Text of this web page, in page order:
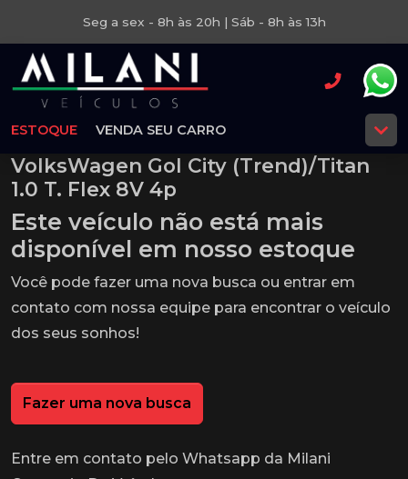
Seg a sex - 8h às 20h | Sáb - 8h às 13h
ESTOQUE VENDA SEU CARRO
VolksWagen Gol City (Trend)/Titan
1.0 T. Flex 8V 4p
Este veículo não está mais
disponível em nosso estoque
Você pode fazer uma nova busca ou entrar em
contato com nossa equipe para encontrar o veículo
dos seus sonhos!
Fazer uma nova busca
Entre em contato pelo Whatsapp da Milani